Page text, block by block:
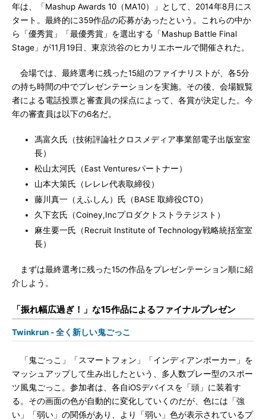
年は、「Mashup Awards 10（MA10）」として、2014年8月にス
タート。最終的に359作品の応募があったという。これらの中か
ら「優秀賞」「最優秀賞」を選出する「Mashup Battle Final
Stage」が11月19日、東京渋谷のヒカリエホールで開催された。
会場では、最終選考に残った15組のファイナリストが、各5分
の持ち時間の中でプレゼンテーションを実施。その後、会場観覧
者による電話投票と審査員の採点によって、各賞が決定した。今
年の審査員は以下の6名だ。
馮富久氏（技術評論社クロスメディア事業部電子出版室室
長）
松山太河氏（East Venturesパートナー）
山本大策氏（レレレ代表取締役）
藤川真一（えふしん）氏（BASE 取締役CTO）
久下玄氏（Coiney,Incプロダクトストラテジスト）
麻生要一氏（Recruit Institute of Technology戦略統括室室
長）
まずは最終選考に残った15の作品をプレゼンテーション順に紹
介しよう。
「振れ幅広過ぎ！」な15作品によるファイナルプレゼン
Twinkrun - 全く新しい鬼ごっこ
「鬼ごっこ」「スマートフォン」「インディアンポーカー」を
マッシュアップして生み出したという、多人数プレー型のスポー
ツ風鬼ごっこ。参加者は、各自iOSデバイスを「頭」に装着す
る。その画面の色が自動的に変化していくのだが、色には「強
い」「弱い」の関係があり、より「弱い」色が表示されているプ